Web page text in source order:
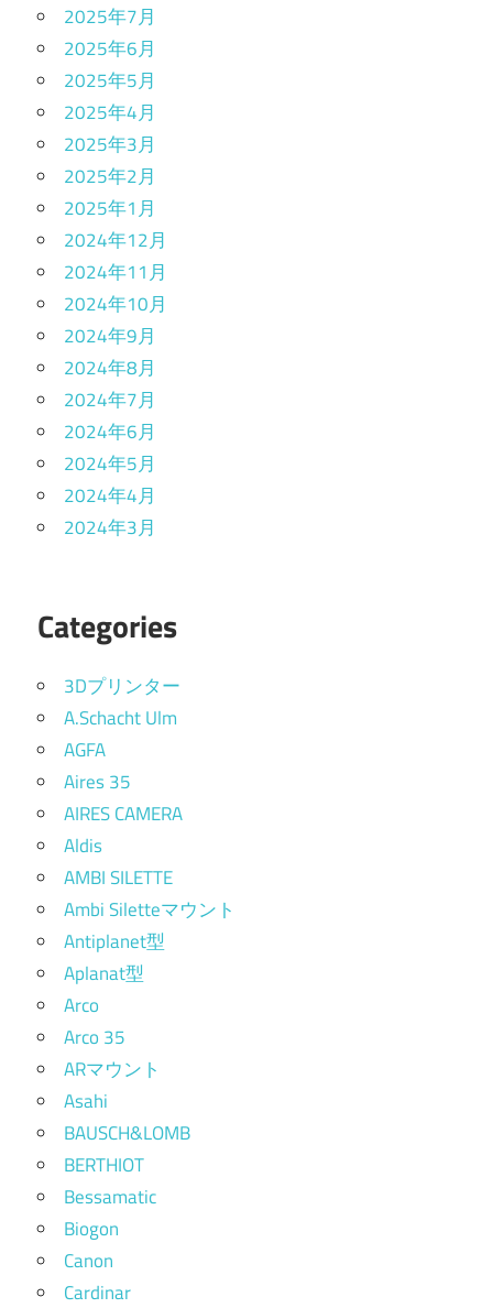
2025年7月
2025年6月
2025年5月
2025年4月
2025年3月
2025年2月
2025年1月
2024年12月
2024年11月
2024年10月
2024年9月
2024年8月
2024年7月
2024年6月
2024年5月
2024年4月
2024年3月
Categories
3Dプリンター
A.Schacht Ulm
AGFA
Aires 35
AIRES CAMERA
Aldis
AMBI SILETTE
Ambi Siletteマウント
Antiplanet型
Aplanat型
Arco
Arco 35
ARマウント
Asahi
BAUSCH&LOMB
BERTHIOT
Bessamatic
Biogon
Canon
Cardinar